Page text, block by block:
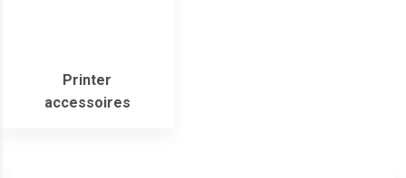
Printer
accessoires